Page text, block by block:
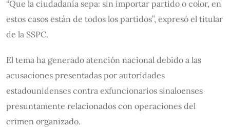
“Que la ciudadanía sepa: sin importar partido o color, en
estos casos están de todos los partidos”, expresó el titular
de la SSPC.
El tema ha generado atención nacional debido a las
acusaciones presentadas por autoridades
estadounidenses contra exfuncionarios sinaloenses
presuntamente relacionados con operaciones del
crimen organizado.